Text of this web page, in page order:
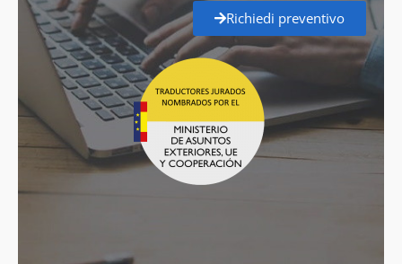
Richiedi preventivo